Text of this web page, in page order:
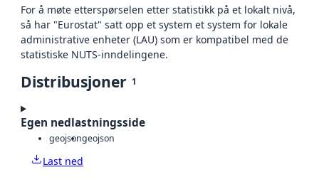
For å møte etterspørselen etter statistikk på et lokalt nivå,
så har "Eurostat" satt opp et system et system for lokale
administrative enheter (LAU) som er kompatibel med de
statistiske NUTS-inndelingene.
Distribusjoner 1
Egen nedlastningsside
geojsongeojson
Last ned